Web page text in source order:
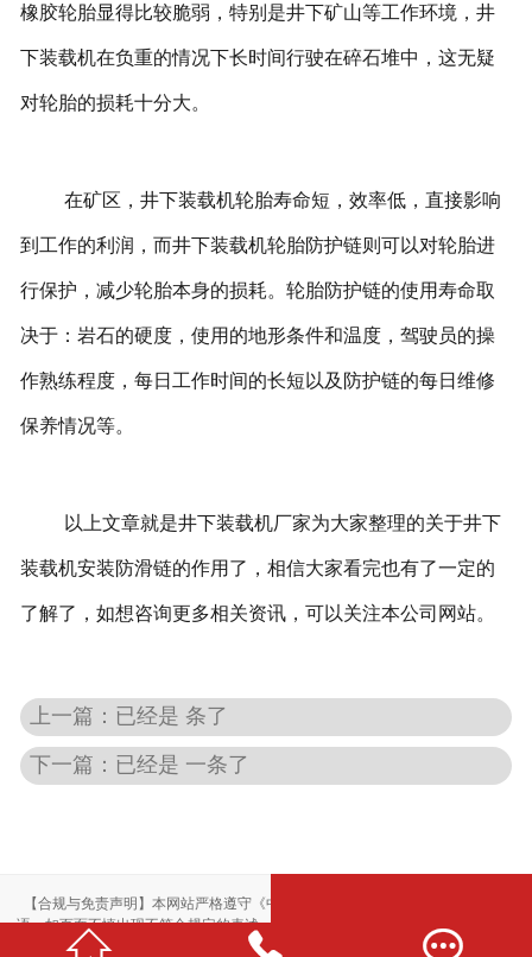
橡胶轮胎显得比较脆弱，特别是井下矿山等工作环境，井
下装载机在负重的情况下长时间行驶在碎石堆中，这无疑
对轮胎的损耗十分大。
在矿区，井下装载机轮胎寿命短，效率低，直接影响
到工作的利润，而井下装载机轮胎防护链则可以对轮胎进
行保护，减少轮胎本身的损耗。轮胎防护链的使用寿命取
决于：岩石的硬度，使用的地形条件和温度，驾驶员的操
作熟练程度，每日工作时间的长短以及防护链的每日维修
保养情况等。
以上文章就是井下装载机厂家为大家整理的关于井下
装载机安装防滑链的作用了，相信大家看完也有了一定的
了解了，如想咨询更多相关资讯，可以关注本公司网站。
上一篇：已经是 条了
下一篇：已经是 一条了
  
【合规与免责声明】本网站严格遵守《中华人民共和国广告法》，尽力规范用
语。如页面不慎出现不符合规定的表述，敬请联系我们，将立即更正；相关内容
仅供参考，不构成交易依据。